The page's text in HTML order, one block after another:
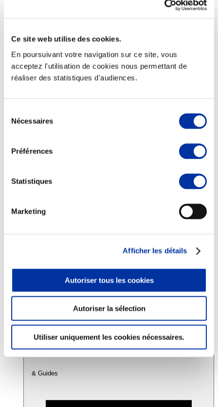
Ce site web utilise des cookies.
En poursuivant votre navigation sur ce site, vous
acceptez l'utilisation de cookies nous permettant de
réaliser des statistiques d'audiences.
Nécessaires
Préférences
Statistiques
Marketing
Afficher les détails
Autoriser tous les cookies
Autoriser la sélection
Utiliser uniquement les cookies nécessaires.
Elevage
Transport – mise en marché
Abattoir
Partenaire Climat
Juste rémunération et attractivité des métiers
Info-veille scientifique
Accords
& Guides